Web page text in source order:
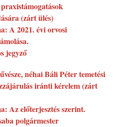
(zárt ülés)
A 2021. évi orvosi
jegyző
néhai Báli Péter temetési
iránti kérelem (zárt
Az előterjesztés szerint.
polgármester